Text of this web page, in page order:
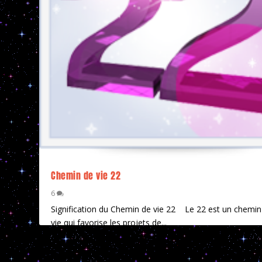
Chemin de vie 22
6
Signification du Chemin de vie 22 Le 22 est un
vie qui favorise les projets de...
EN SAVOIR PLUS